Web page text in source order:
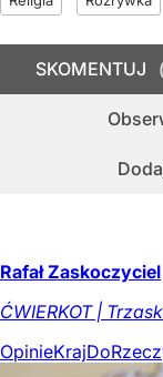
SKOMENTUJ
Rafał Zaskoczyciel
ĆWIERKOT |
OpinieKraj